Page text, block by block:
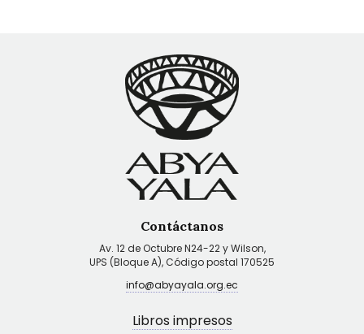
Contáctanos
Av. 12 de Octubre N24-22 y Wilson,
UPS (Bloque A), Código postal 170525
info@abyayala.org.ec
Libros impresos